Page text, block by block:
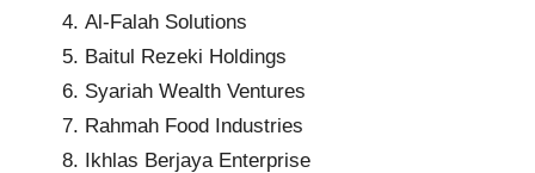
Al-Falah Solutions
Baitul Rezeki Holdings
Syariah Wealth Ventures
Rahmah Food Industries
Ikhlas Berjaya Enterprise